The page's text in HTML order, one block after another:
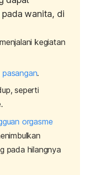
pada wanita, di
kegiatan
pasangan.
seperti
orgasme
pada hilangnya